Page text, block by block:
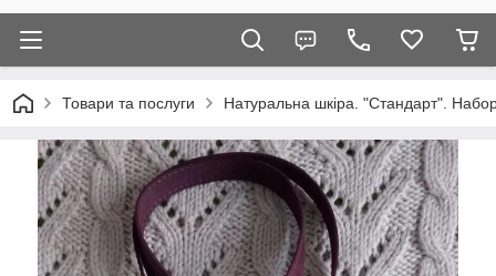
Товари та послуги Натуральна шкіра. "Стандарт".